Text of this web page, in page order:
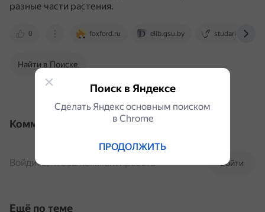
разные части растения.
0 foxford.ru elib.gsu.by studarium.ru
Найти в Поиске
Комментарии
Войти
Войдите, чтобы комментировать
Ещё по теме
Поиск в Яндексе
Сделать Яндекс основным поиском
в Сhrome
ПРОДОЛЖИТЬ